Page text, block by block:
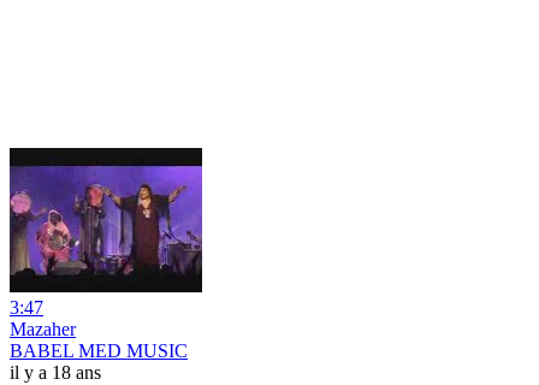
3:47
Mazaher
BABEL MED MUSIC
il y a 18 ans